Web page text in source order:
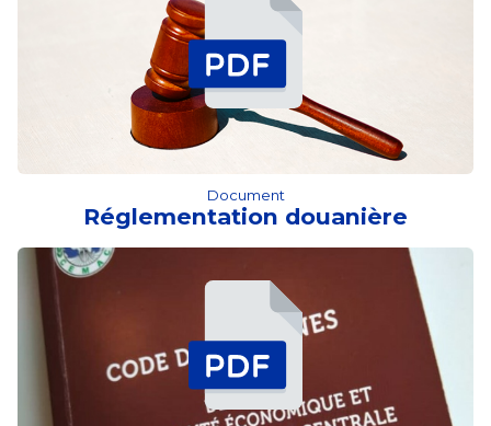
Document
Réglementation douanière